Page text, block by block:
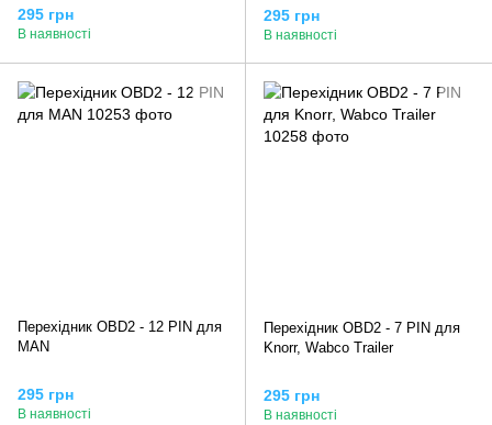
295 грн
В наявності
295 грн
В наявності
Перехідник OBD2 - 12 PIN для
MAN
295 грн
В наявності
Перехідник OBD2 - 7 PIN для
Knorr, Wabco Trailer
295 грн
В наявності